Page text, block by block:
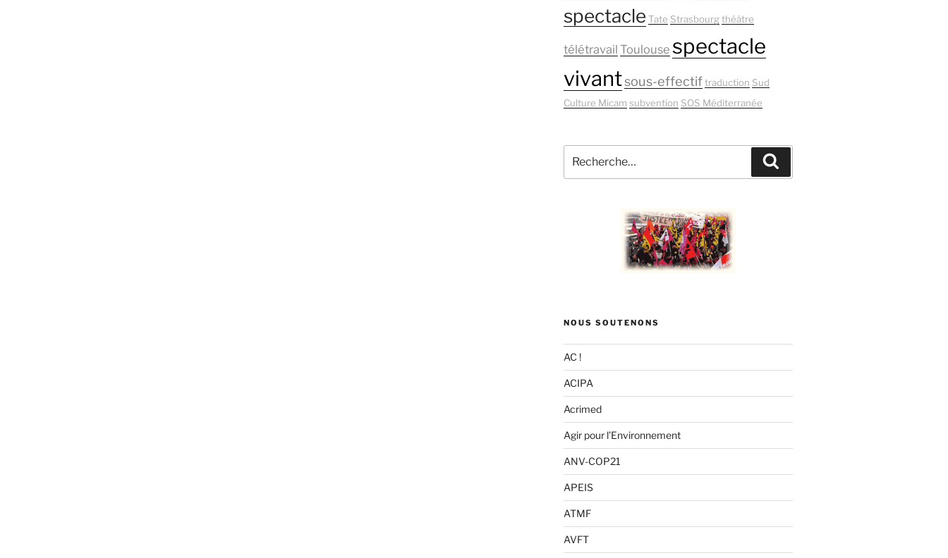
spectacle Tate Strasbourg théâtre
télétravail Toulouse spectacle
vivantsous-effectif traduction Sud
Culture Micam subvention SOS Méditerranée
pour
:
NOUS SOUTENONS
AC !
ACIPA
Acrimed
Agir pour l’Environnement
ANV-COP21
APEIS
ATMF
AVFT